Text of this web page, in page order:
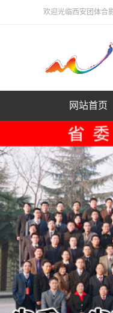
欢迎光临西安团体合
网站首页